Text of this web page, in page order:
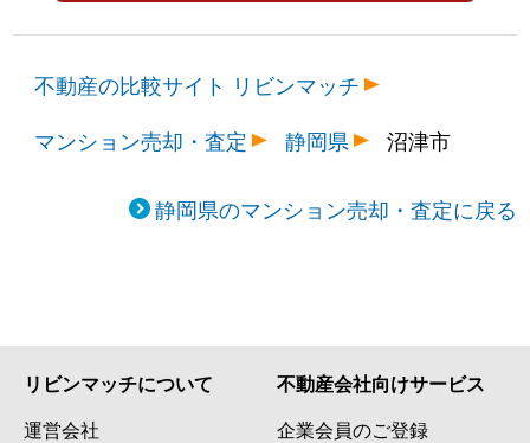
不動産の比較サイト リビンマッチ
マンション売却・査定
静岡県 沼津市
静岡県のマンション売却・査定に戻る
リビンマッチについて
運営会社
不動産会社向けサービス
企業会員のご登録